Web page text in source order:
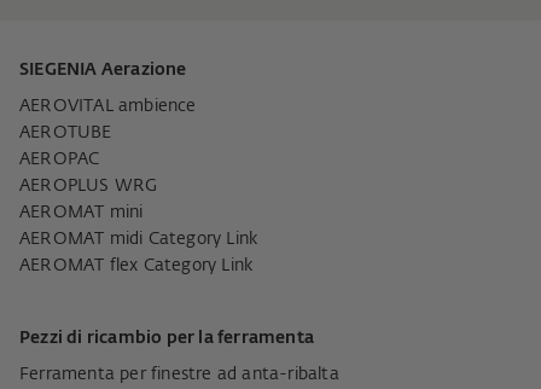
SIEGENIA Aerazione
AEROVITAL ambience
AEROTUBE
AEROPAC
AEROPLUS WRG
AEROMAT mini
AEROMAT midi Category Link
AEROMAT flex Category Link
Pezzi di ricambio per la ferramenta
Ferramenta per finestre ad anta-ribalta